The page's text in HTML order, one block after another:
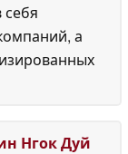
а
Нгок Дуй